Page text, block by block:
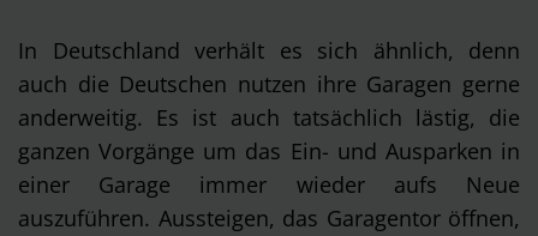
In Deutschland verhält es sich ähnlich, denn
auch die Deutschen nutzen ihre Garagen gerne
anderweitig. Es ist auch tatsächlich lästig, die
ganzen Vorgänge um das Ein- und Ausparken in
einer Garage immer wieder aufs Neue
auszuführen. Aussteigen, das Garagentor öffnen,